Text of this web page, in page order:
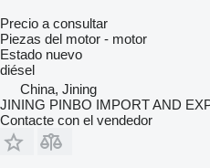
Precio a consultar
Piezas del motor - motor
Estado nuevo
diésel
China, Jining
JINING PINBO IMPORT AND
Contacte con el vendedor